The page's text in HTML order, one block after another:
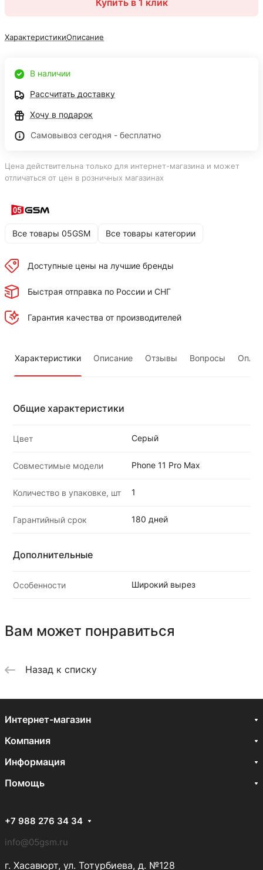
Купить в 1 клик
ХарактеристикиОписание
В наличии
Рассчитать доставку
Хочу в подарок
Самовывоз сегодня - бесплатно
Цена действительна только для интернет-магазина и может
отличаться от цен в розничных магазинах
Все товары 05GSM Все товары категории
Доступные цены на лучшие бренды
Быстрая отправка по России и СНГ
Гарантия качества от производителей
Характеристики Описание Отзывы Вопросы
Общие характеристики
Цвет Серый
Совместимые модели Phone 11 Pro Max
Количество в упаковке, шт 1
Гарантийный срок 180 дней
Дополнительные
Особенности Широкий вырез
Вам может понравиться
Назад к списку
Интернет-магазин
Компания
Информация
Помощь
+7 988 276 34 34
info@05gsm.ru
г. Хасавюрт, ул. Тотурбиева, д. №128